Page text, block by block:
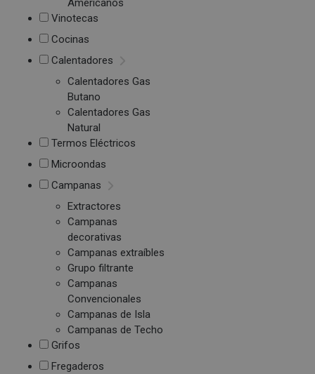
Americanos
Vinotecas
Cocinas
Calentadores
Calentadores Gas
Butano
Calentadores Gas
Natural
Termos Eléctricos
Microondas
Campanas
Extractores
Campanas
decorativas
Campanas extraíbles
Grupo filtrante
Campanas
Convencionales
Campanas de Isla
Campanas de Techo
Grifos
Fregaderos